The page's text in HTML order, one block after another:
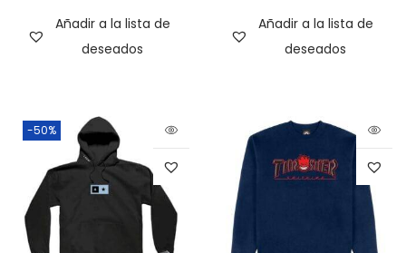
Añadir a la lista de
deseados
Añadir a la lista de
deseados
-50%